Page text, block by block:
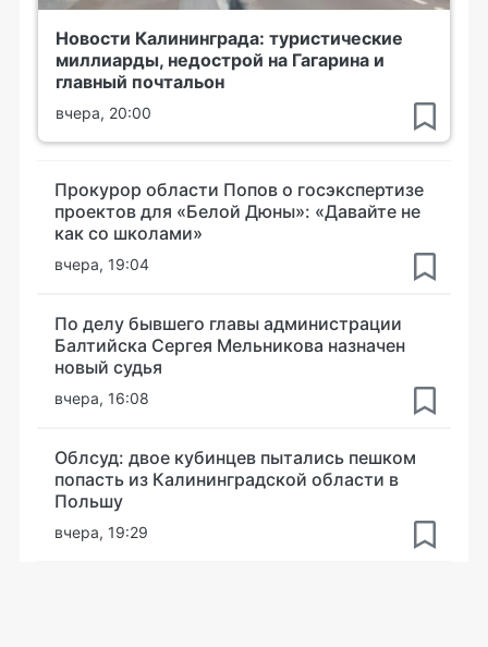
Новости Калининграда: туристические
миллиарды, недострой на Гагарина и
главный почтальон
вчера, 20:00
Прокурор области Попов о госэкспертизе
проектов для «Белой Дюны»: «Давайте не
как со школами»
вчера, 19:04
По делу бывшего главы администрации
Балтийска Сергея Мельникова назначен
новый судья
вчера, 16:08
Облсуд: двое кубинцев пытались пешком
попасть из Калининградской области в
Польшу
вчера, 19:29